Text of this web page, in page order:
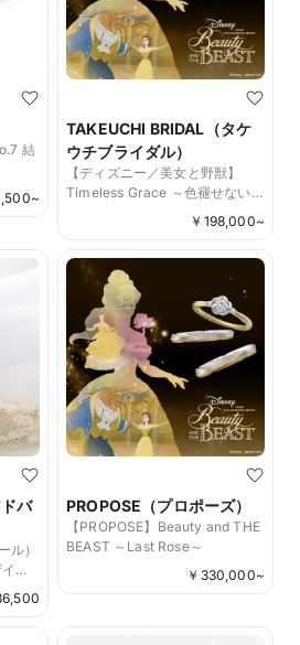
結
~
TAKEUCHI BRIDAL（タケ
ウチブライダル）
【ディズニー／美女と野獣】
Timeless Grace ～色褪せない愛
￥ 198,000~
バ
ル）
PROPOSE（プロポーズ）
【PROPOSE】Beauty and THE
BEAST ～Last Rose～
￥ 330,000~